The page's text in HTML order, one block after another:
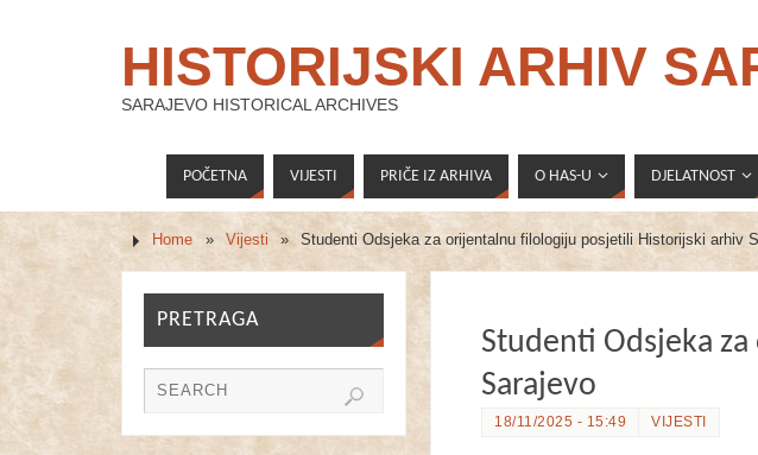
HISTORIJSKI ARHIV
SARAJEVO HISTORICAL ARCHIVES
POČETNA VIJESTI PRIČE IZ ARHIVA O HAS-U DJELATNOST
Home » Vijesti » Studenti Odsjeka za orijentalnu filologiju posjetili Historijski arhiv
Studenti Odsjeka
Sarajevo
18/11/2025 - 15:49 VIJESTI
PRETRAGA